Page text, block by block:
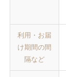
利用・お届
け期間の間
隔など